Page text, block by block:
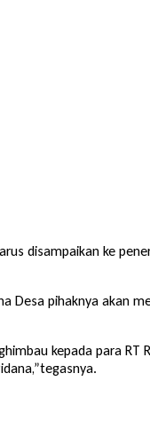
disampaikan ke
Desa pihaknya akan
kepada para RT